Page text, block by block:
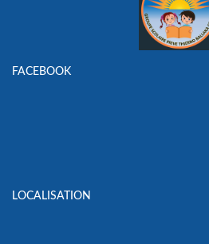
FACEBOOK
LOCALISATION